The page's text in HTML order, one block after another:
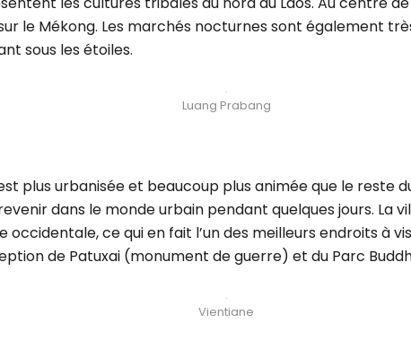
le Mékong. Les marchés nocturnes sont également
sous les étoiles.
Luang Prabang
plus urbanisée et beaucoup plus animée que le reste
dans le monde urbain pendant quelques jours. La
ce qui en fait l’un des meilleurs endroits à
de Patuxai (monument de guerre) et du Parc
Vientiane